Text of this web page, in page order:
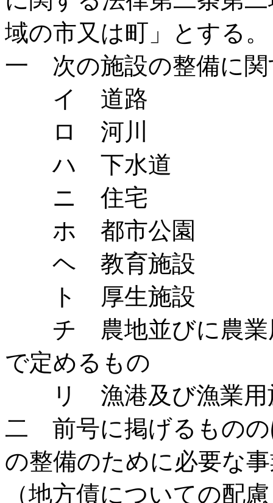
域の市又は町」とする。
一 次の施設の整備に関
イ 道路
ロ 河川
ハ 下水道
ニ 住宅
ホ 都市公園
ヘ 教育施設
ト 厚生施設
チ 農地並びに農業
で定めるもの
リ 漁港及び漁業用
二 前号に掲げるものの
の整備のために必要な
（地方債についての配